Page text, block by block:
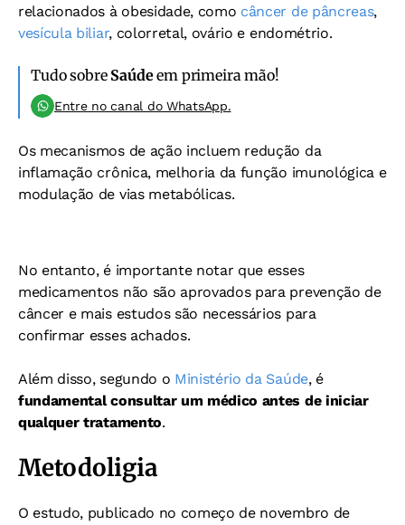
relacionados à obesidade, como câncer de pâncreas,
vesícula biliar, colorretal, ovário e endométrio.
Tudo sobre Saúdeem primeira mão!
Entre no canal do WhatsApp.
Os mecanismos de ação incluem redução da
inflamação crônica, melhoria da função imunológica e
modulação de vias metabólicas.
No entanto, é importante notar que esses
medicamentos não são aprovados para prevenção de
câncer e mais estudos são necessários para
confirmar esses achados.
Além disso, segundo o Ministério da Saúde, é
fundamental consultar um médico antes de iniciar
qualquer tratamento.
Metodoligia
O estudo, publicado no começo de novembro de